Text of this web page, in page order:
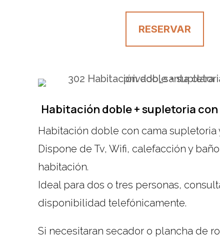
RESERVAR
Habitación doble + supletoria
Habitación doble con cama supletoria
Dispone de Tv, Wifi, calefacción y
habitación.
Ideal para dos o tres personas,
disponibilidad telefónicamente.
Si necesitaran secador o plancha de